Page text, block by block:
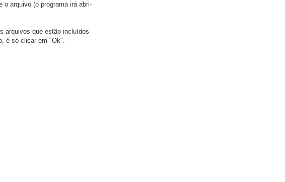
arquivo (o programa irá abri-
arquivos que estão incluídos
é só clicar em "Ok".